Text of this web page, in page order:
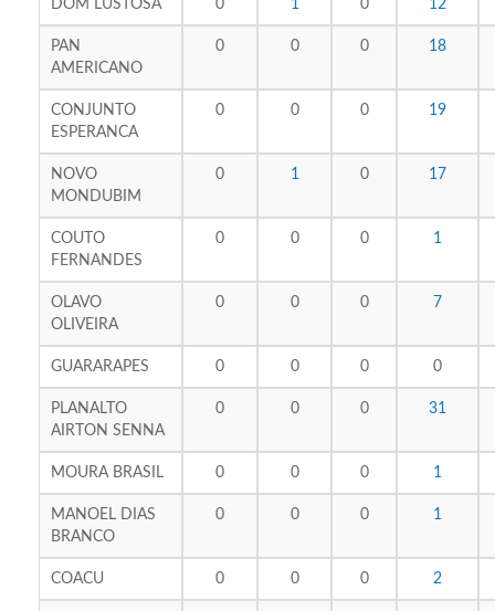
DOM LUSTOSA 0 1 0 12
PAN
AMERICANO
0 0 0 18
CONJUNTO
ESPERANCA
0 0 0 19
NOVO
MONDUBIM
0 1 0 17
COUTO
FERNANDES
0 0 0 1
OLAVO
OLIVEIRA
0 0 0 7
GUARARAPES 0 0 0 0
PLANALTO
AIRTON SENNA
0 0 0 31
MOURA BRASIL 0 0 0 1
MANOEL DIAS
BRANCO
0 0 0 1
COACU 0 0 0 2